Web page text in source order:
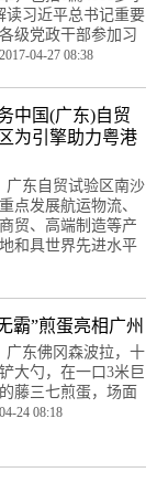
读习近平总书记重要
级党政干部参加习
2017-04-27 08:38
中国(广东)自贸
为引擎助力粤港
广东自贸试验区南沙
点发展航运物流、
贸、高端制造等产
和具世界先进水平
霸”煎蛋亮相广州
广东佛冈森波拉，十
大勺，在一口3米巨
藤三七煎蛋，场面
24 08:18